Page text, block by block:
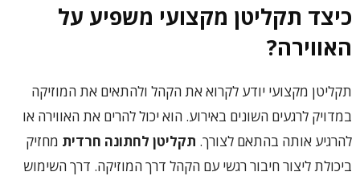
כיצד תקליטן מקצועי משפיע על
האווירה?
תקליטן מקצועי יודע לקרוא את הקהל ולהתאים את המוזיקה
במדויק לרגעים השונים באירוע. הוא יכול להרים את האווירה או
להרגיע אותה בהתאם לצורך. תקליטן לחתונה חרדית מחזיק
ביכולת ליצור חיבור רגשי עם הקהל דרך המוזיקה. דרך השימוש